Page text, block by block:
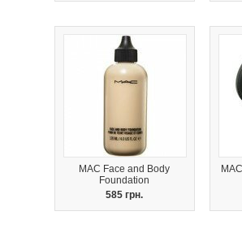
MAC Face and Body
Foundation
585 грн.